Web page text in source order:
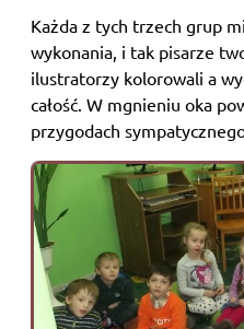
Każda z tych trzech grup
wykonania, i tak pisarze
ilustratorzy kolorowali a
całość. W mgnieniu oka
przygodach